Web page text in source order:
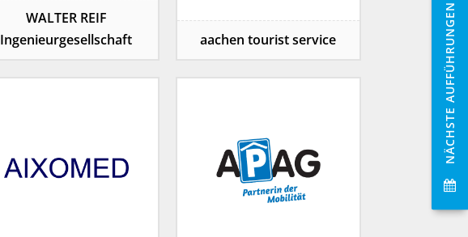
NÄCHSTE AUFFÜHRUNGEN
WALTER REIF
Ingenieurgesellschaft
aachen tourist service